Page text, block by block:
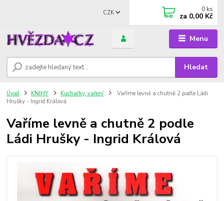
Menu
CZK
Hledat
0 ks
za 0,00 Kč
Úvod KNIHY Kuchařky, vaření
Vaříme levně a chutně 2 podle Ládi
Hrušky - Ingrid Králová
Vaříme levně a chutně 2 podle
Ládi Hrušky - Ingrid Králová